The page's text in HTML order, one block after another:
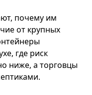
почему им
от крупных
где риск
ниже, а торговцы